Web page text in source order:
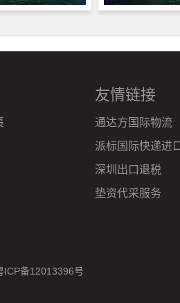
友情链接
通达方国际物流
派标国际快递进
深圳出口退税
垫资代采服务
ICP备12013396号